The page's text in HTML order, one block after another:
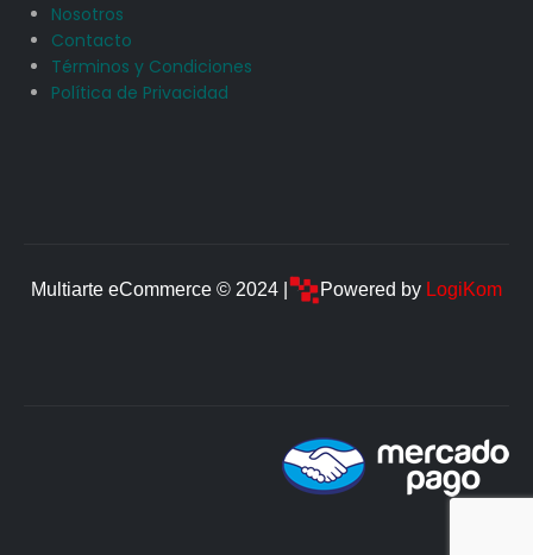
Nosotros
Contacto
Términos y Condiciones
Política de Privacidad
Multiarte eCommerce © 2024 | Powered by LogiKom